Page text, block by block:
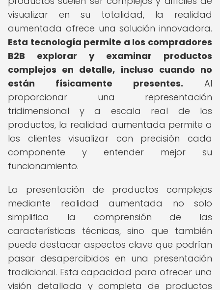
visualizar en su totalidad, la realidad
aumentada ofrece una solución innovadora.
Esta tecnología permite a los compradores
B2B explorar y examinar productos
complejos en detalle, incluso cuando no
están físicamente presentes. Al
proporcionar una representación
tridimensional y a escala real de los
productos, la realidad aumentada permite a
los clientes visualizar con precisión cada
componente y entender mejor su
funcionamiento.
La presentación de productos complejos
mediante realidad aumentada no solo
simplifica la comprensión de las
características técnicas, sino que también
puede destacar aspectos clave que podrían
pasar desapercibidos en una presentación
tradicional. Esta capacidad para ofrecer una
visión detallada y completa de productos